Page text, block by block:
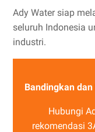
Ady Water siap
seluruh Indonesia
industri.
Bandingkan
Hubungi
rekomendasi